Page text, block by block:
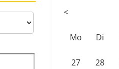
<
Mo Di
27 28